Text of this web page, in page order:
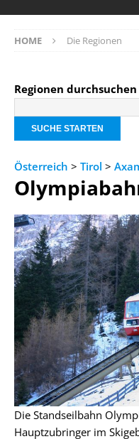
HOME Die Regionen
Regionen durchsuchen
Österreich > Tirol >
Die Standseilbahn
Hauptzubringer im